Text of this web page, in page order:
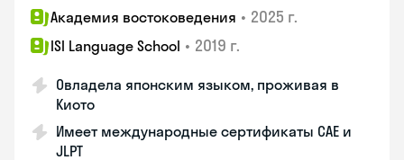
Академия востоковедения • 2025 г.
ISI Language School • 2019 г.
Овладела японским языком, проживая в
Киото
Имеет международные сертификаты CAE и
JLPT